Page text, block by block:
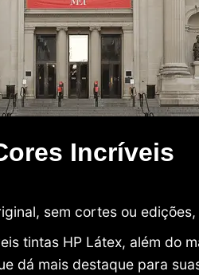
Incríveis
sem cortes ou
tintas HP Látex, além do
dá mais destaque para